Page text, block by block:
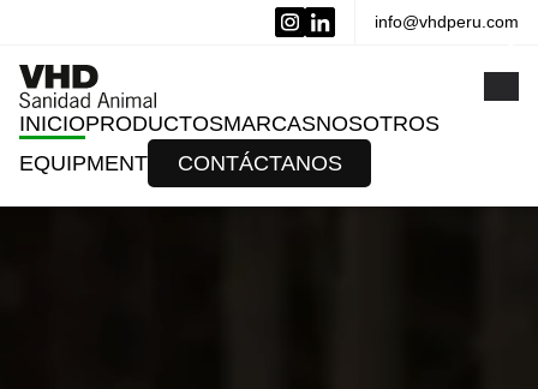
info@vhdperu.com
INICIOPRODUCTOSMARCASNOSOTROS
EQUIPMENT
CONTÁCTANOS